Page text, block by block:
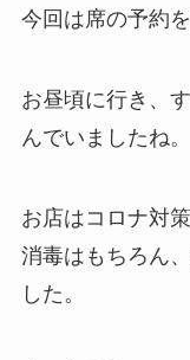
今回は席の予約
お昼頃に行き、
んでいましたね。
お店はコロナ対
消毒はもちろん
した。